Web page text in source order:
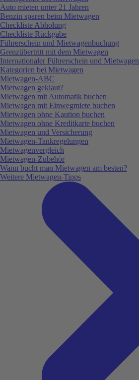
Auto mieten unter 21 Jahren
Benzin sparen beim Mietwagen
Checkliste Abholung
Checkliste Rückgabe
Führerschein und Mietwagenbuchung
Grenzübertritt mit dem Mietwagen
Internationaler Führerschein und Mietwagen
Kategorien bei Mietwagen
Mietwagen-ABC
Mietwagen geklaut?
Mietwagen mit Automatik buchen
Mietwagen mit Einwegmiete buchen
Mietwagen ohne Kaution buchen
Mietwagen ohne Kreditkarte buchen
Mietwagen und Versicherung
Mietwagen-Tankregelungen
Mietwagenvergleich
Mietwagen-Zubehör
Wann bucht man Mietwagen am besten?
Weitere Mietwagen-Tipps